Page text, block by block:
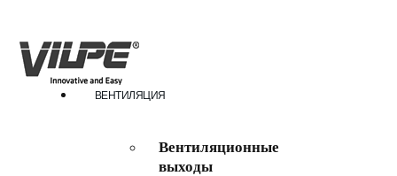
ВЕНТИЛЯЦИЯ
Вентиляционные
выходы